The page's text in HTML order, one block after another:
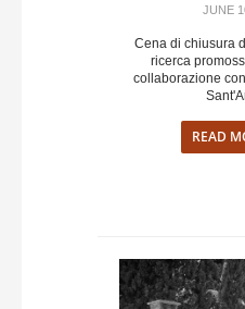
JUNE
Cena di chiusura
ricerca
collaborazione
READ